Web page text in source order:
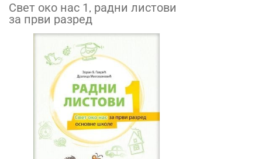
Свет око нас 1, радни листови
за први разред